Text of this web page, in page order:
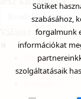
Rendelés leadása
Válassz nyelvet
English
Magyar
Sütiket
szabásához,
forgalmunk
információkat
szolgáltatásaik